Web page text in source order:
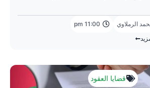
الرملاوي
11:00 pm
قضايا العقود